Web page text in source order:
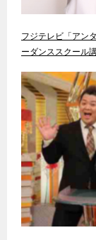
フジテレビ「アン
ーダンススクール